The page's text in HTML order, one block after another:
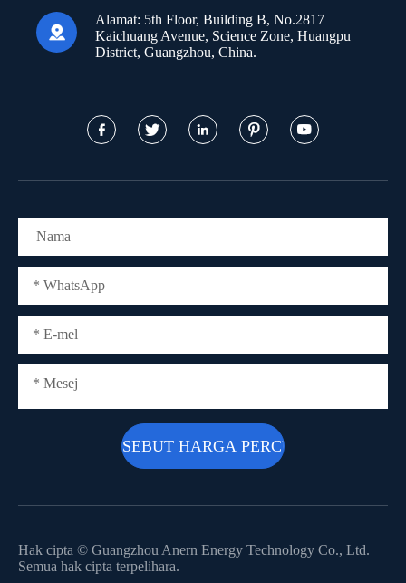

Alamat: 5th Floor, Building B, No.2817
Kaichuang Avenue, Science Zone, Huangpu
District, Guangzhou, China.
    
Hak cipta © Guangzhou Anern Energy Technology Co., Ltd.
Semua hak cipta terpelihara.